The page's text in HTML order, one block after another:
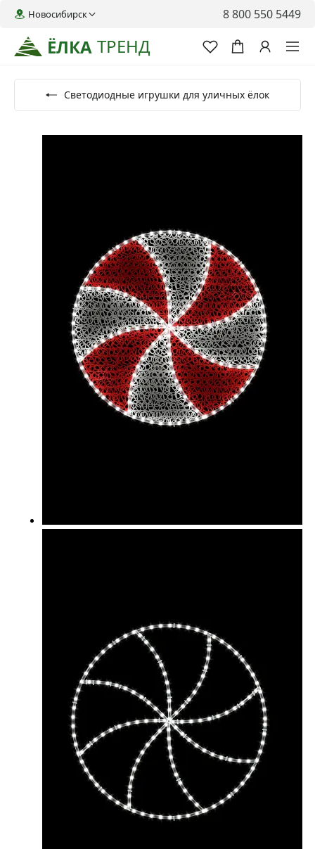
ЁЛКА ТРЕНД
Новосибирск 8 800 550 5449
Светодиодные игрушки для уличных ёлок